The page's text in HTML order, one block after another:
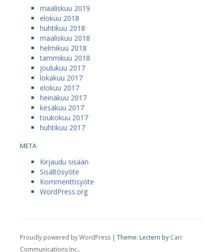
maaliskuu 2019
elokuu 2018
huhtikuu 2018
maaliskuu 2018
helmikuu 2018
tammikuu 2018
joulukuu 2017
lokakuu 2017
elokuu 2017
heinäkuu 2017
kesäkuu 2017
toukokuu 2017
huhtikuu 2017
META
Kirjaudu sisään
Sisältösyöte
Kommenttisyöte
WordPress.org
Proudly powered by WordPress | Theme: Lectern by Carr
Communications Inc..